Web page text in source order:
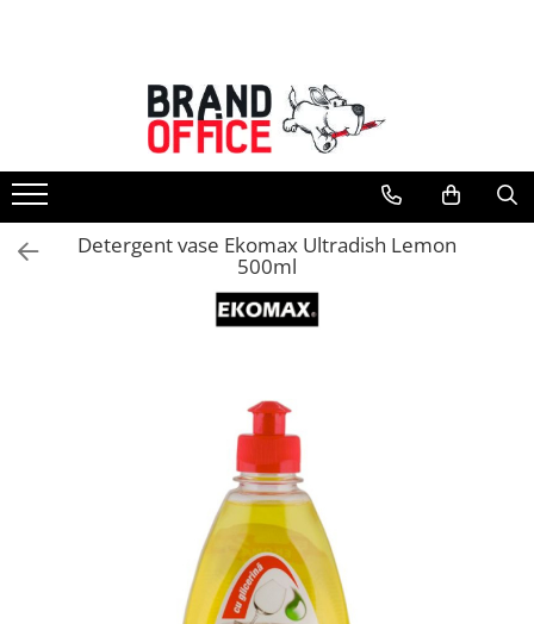
Unitate Protejata - PRODUCTIE
Hartie copiator si produse
tipografice
Produse consumabile din hartie
Detergenti si dezinfectanti
Saci menajeri (Unitate Protejata)
Hartie si articole din hartie
Bibliorafturi, caiete mecanice,
Capsatoare, capse si perforatoare
Detergent vase Ekomax Ultradish Lemon
500ml